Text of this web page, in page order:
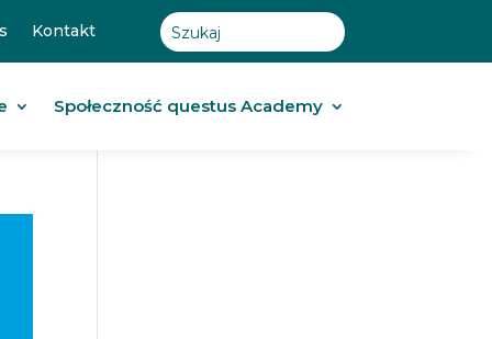
Kontakt
Społeczność questus Academy